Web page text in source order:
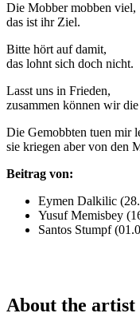
Die Mobber mobben viel,
das ist ihr Ziel.
Bitte hört auf damit,
das lohnt sich doch nicht.
Lasst uns in Frieden,
zusammen können wir
Die Gemobbten tuen mir
sie kriegen aber von den
Beitrag von:
Eymen Dalkilic
Yusuf Memisbey
Santos Stumpf
About the artist